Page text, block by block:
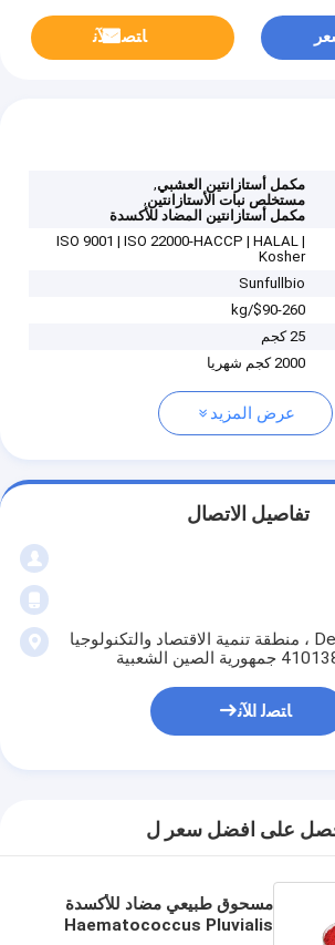
ﺎﺘﺼﻟ ﺍﻶﻧ
مكمل أستازانتين العشبي,
مستخلص نبات الأستازانتين,
مكمل أستازانتين المضاد للأكسدة
ISO 9001 | ISO 22000-HACCP | HALAL |
Kosher
Sunfullbio
$90-260/kg
25 كجم
2000 كجم شهريا
عرض المزيد
تفاصيل الاتصال
Depu Enterprise Park ، منطقة تنمية الاقتصاد والتكنولوجيا
ﺎﺘﺼﻟ ﺍﻶﻧ
على افضل سعر ل
مسحوق طبيعي مضاد للأكسدة
Haematococcus Pluvialis